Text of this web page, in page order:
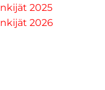
2025
2026